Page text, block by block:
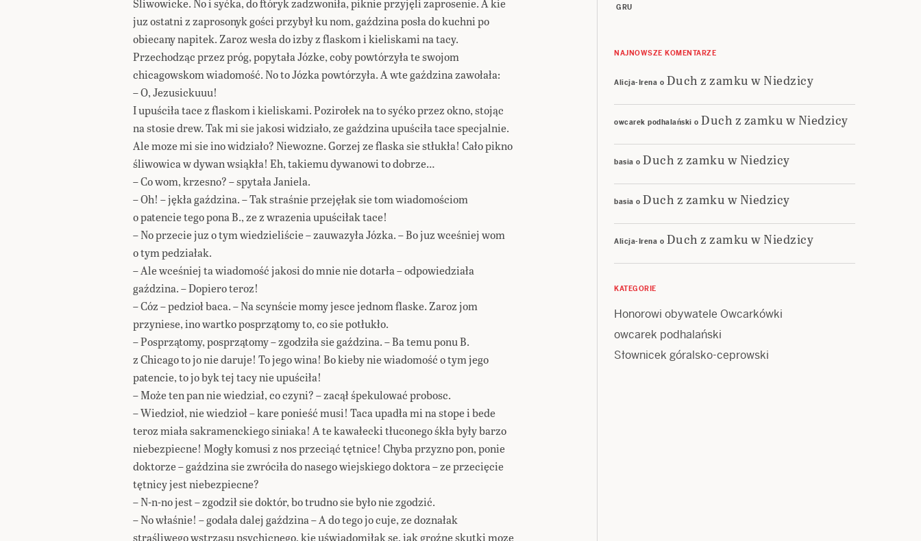
juz ostatni z zaprosonyk gości przybył ku nom, gaździna posła do kuchni po
obiecany napitek. Zaroz wesła do izby z flaskom i kieliskami na tacy.
Przechodząc przez próg, popytała Józke, coby powtórzyła te swojom
chicagowskom wiadomość. No to Józka powtórzyła. A wte gaździna zawołała:
– O, Jezusickuuu!
I upuściła tace z flaskom i kieliskami. Pozirołek na to syćko przez okno, stojąc
na stosie drew. Tak mi sie jakosi widziało, ze gaździna upuściła tace specjalnie.
Ale moze mi sie ino widziało? Niewozne. Gorzej ze flaska sie stłukła! Cało pikno
śliwowica w dywan wsiąkła! Eh, takiemu dywanowi to dobrze…
– Co wom, krzesno? – spytała Janiela.
– Oh! – jękła gaździna. – Tak straśnie przejęłak sie tom wiadomościom
o patencie tego pona B., ze z wrazenia upuściłak tace!
– No przecie juz o tym wiedzieliście – zauwazyła Józka. – Bo juz wceśniej wom
o tym pedziałak.
– Ale wceśniej ta wiadomość jakosi do mnie nie dotarła – odpowiedziała
gaździna. – Dopiero teroz!
– Cóz – pedzioł baca. – Na scynście momy jesce jednom flaske. Zaroz jom
przyniese, ino wartko posprzątomy to, co sie potłukło.
– Posprzątomy, posprzątomy – zgodziła sie gaździna. – Ba temu ponu B.
z Chicago to jo nie daruje! To jego wina! Bo kieby nie wiadomość o tym jego
patencie, to jo byk tej tacy nie upuściła!
– Może ten pan nie wiedział, co czyni? – zacął śpekulować probosc.
– Wiedzioł, nie wiedzioł – kare ponieść musi! Taca upadła mi na stope i bede
teroz miała sakramenckiego siniaka! A te kawałecki tłuconego śkła były barzo
niebezpiecne! Mogły komusi z nos przeciąć tętnice! Chyba przyzno pon, ponie
doktorze – gaździna sie zwróciła do nasego wiejskiego doktora – ze przecięcie
tętnicy jest niebezpiecne?
– N-n-no jest – zgodził sie doktór, bo trudno sie było nie zgodzić.
– No właśnie! – godała dalej gaździna – A do tego jo cuje, ze doznałak
straśliwego wstrząsu psychicnego, kie uświadomiłak se, jak groźne skutki moze
GRU
NAJNOWSZE KOMENTARZE
Alicja-Irena o Duch z zamku w Niedzicy
owcarek podhalański o Duch z zamku w Niedzicy
basia o Duch z zamku w Niedzicy
basia o Duch z zamku w Niedzicy
Alicja-Irena o Duch z zamku w Niedzicy
KATEGORIE
Honorowi obywatele Owcarkówki
owcarek podhalański
Słownicek góralsko-ceprowski